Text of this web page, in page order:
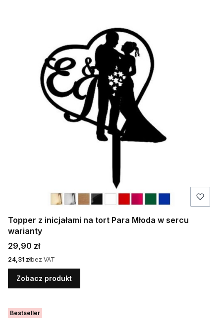
Topper z inicjałami na tort Para Młoda w sercu
warianty
Cena
29,90 zł
Cena
24,31 złbez VAT
Zobacz produkt
Bestseller